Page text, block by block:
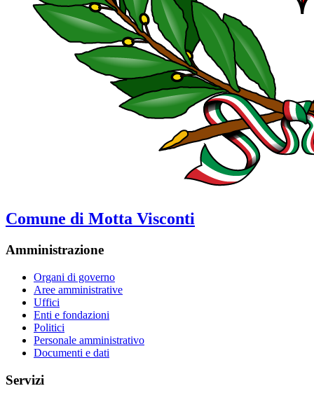
Comune di Motta Visconti
Amministrazione
Organi di governo
Aree amministrative
Uffici
Enti e fondazioni
Politici
Personale amministrativo
Documenti e dati
Servizi